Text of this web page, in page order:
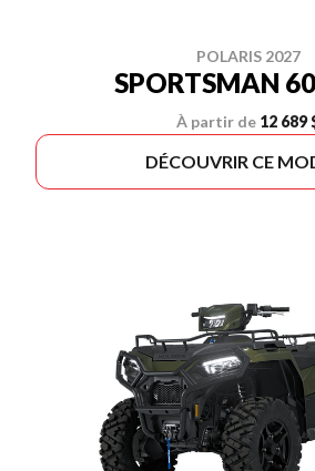
POLARIS 2027
SPORTSMAN
À partir de 12 689
DÉCOUVRIR CE